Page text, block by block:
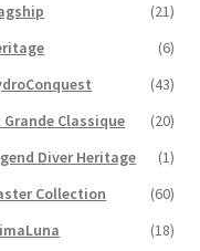
(21)
(6)
(43)
Classique
(20)
Diver Heritage
(1)
Collection
(60)
(18)